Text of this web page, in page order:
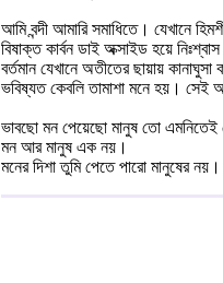
আমি বন্দী আমারি সমাধিতে। যেখানে
বিষাক্ত কার্বন ডাই অক্সাইড হয়ে
বর্তমান যেখানে অতীতের ছায়ায় কানাঘুসা
ভবিষ্যত কেবলি তামাশা মনে হয়। সেই
ভাবছো মন পেয়েছো মানুষ তো এমনিতেই
মন আর মানুষ এক নয়।
মনের দিশা তুমি পেতে পারো মানুষের নয়।